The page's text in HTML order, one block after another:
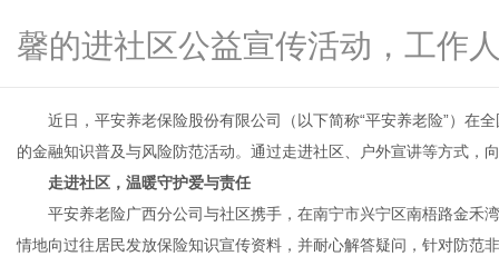
馨的进社区公益宣传活动，工作
近日，平安养老保险股份有限公司（以下简称“平安养老险”）在全
的金融知识普及与风险防范活动。通过走进社区、户外宣讲等方式，
走进社区，温暖守护爱与责任
平安养老险广西分公司与社区携手，在南宁市兴宁区南梧路金禾
情地向过往居民发放保险知识宣传资料，并耐心解答疑问，针对防范